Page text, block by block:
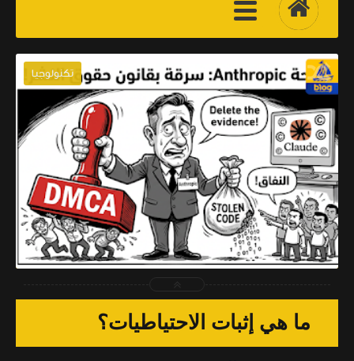
تكنولوجيا
2026-04-03
Muhammed Ahmed
شاهد الموضوع
ما هي إثبات الاحتياطيات؟